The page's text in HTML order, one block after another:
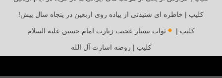
کلیپ | خاطره ای شنیدنی از پیاده روی اربعین در پنجاه سال پیش!
کلیپ | ثواب بسیار عجیب زیارت امام حسین علیه السلام
کلیپ | روضه اسارت آل الله